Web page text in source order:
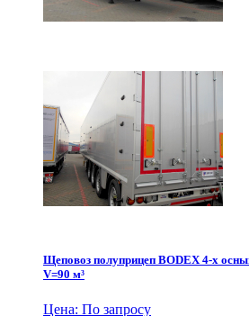
Щеповоз полуприцеп BODEX 4-х
V=90 м³
Цена: По запросу